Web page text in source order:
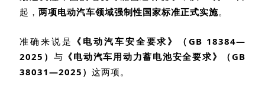
起， 两项电动汽车领域强制性国家标准正式实施。
准确来说是 《电动汽车安全要求》（ GB 18384—
2025 ） 与 《电动汽车用动力蓄电池安全要求》（ GB
38031—2025 ） 这两项。